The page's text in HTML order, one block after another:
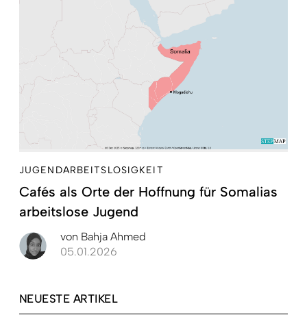
JUGENDARBEITSLOSIGKEIT
Cafés als Orte der Hoffnung für Somalias
arbeitslose Jugend
von Bahja Ahmed
05.01.2026
NEUESTE ARTIKEL